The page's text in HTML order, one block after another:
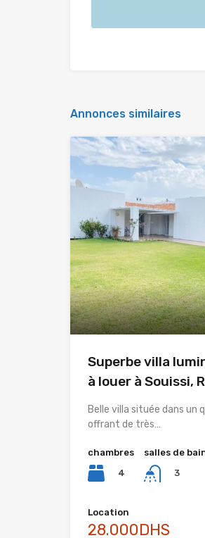
Annonces similaires
Superbe villa
à louer à Souissi,
Belle villa située dans un
offrant de très…
chambres
4
salles de
3
Location
28.000DHS